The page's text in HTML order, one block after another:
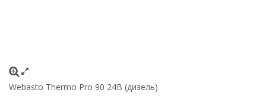
Webasto Thermo Pro 90 24В (дизель)